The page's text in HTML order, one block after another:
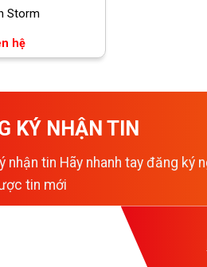
Storm
hệ
KÝ NHẬN TIN
nhận tin Hãy nhanh tay đăng ký
tin mới